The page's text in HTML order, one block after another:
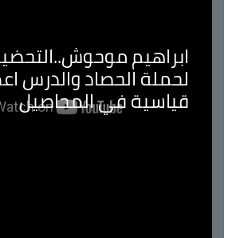
ابراهيم موحوش..التحضير
لحملة الحصاد والدرس
قياسية في المحاصيل